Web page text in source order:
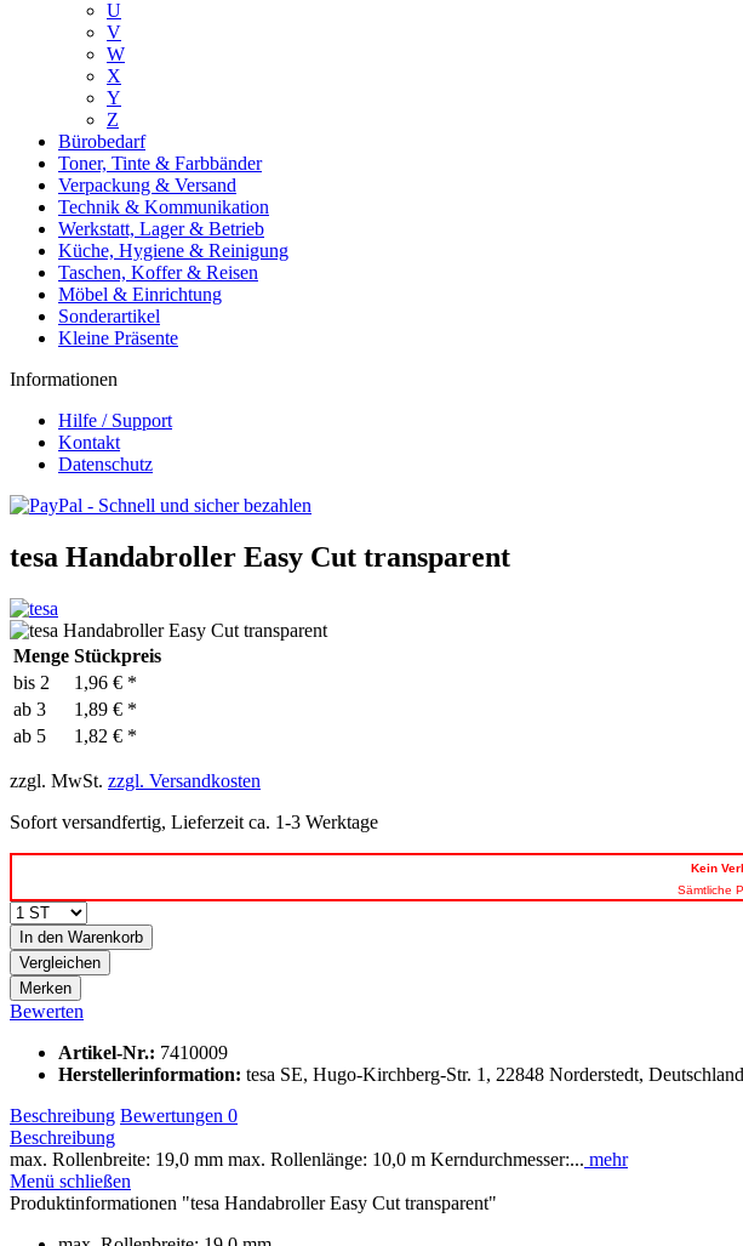
U
V
W
X
Y
Z
Bürobedarf
Toner, Tinte & Farbbänder
Verpackung & Versand
Technik & Kommunikation
Werkstatt, Lager & Betrieb
Küche, Hygiene & Reinigung
Taschen, Koffer & Reisen
Möbel & Einrichtung
Sonderartikel
Kleine Präsente
Informationen
Hilfe / Support
Kontakt
Datenschutz
tesa Handabroller Easy Cut transparent
Menge Stückpreis
bis 2
1,96 € *
ab 3
1,89 € *
ab 5 1,82 € *
zzgl. MwSt. zzgl. Versandkosten
Sofort versandfertig, Lieferzeit ca. 1-3 Werktage
Kein
Sämtliche
In den Warenkorb
Vergleichen
Merken
Bewerten
Artikel-Nr.: 7410009
Herstellerinformation: tesa SE, Hugo-Kirchberg-Str. 1, 22848 Norderstedt,
Beschreibung Bewertungen 0
Beschreibung
max. Rollenbreite: 19,0 mm max. Rollenlänge: 10,0 m Kerndurchmesser:... mehr
Menü schließen
Produktinformationen "tesa Handabroller Easy Cut transparent"